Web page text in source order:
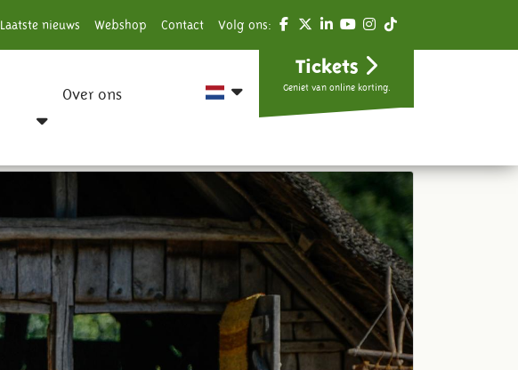
Laatste nieuws Webshop Contact Volg ons:
Over ons
Tickets
Geniet van online korting.